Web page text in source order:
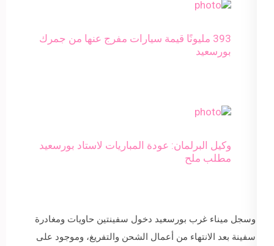
393 مليونًا قيمة سيارات مفرج عنها من جمرك
بورسعيد
وكيل البرلمان: عودة المباريات لاستاد بورسعيد
مطلب ملح
وسجل ميناء غرب بورسعيد دخول سفينتين حاويات ومغادرة
سفينة بعد الانتهاء من أعمال الشحن والتفريغ، وموجود على